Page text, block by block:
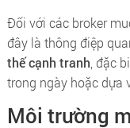
Đối với các broker
đây là thông điệp
thế cạnh tranh , đặc
trong ngày hoặc dựa
Môi trường